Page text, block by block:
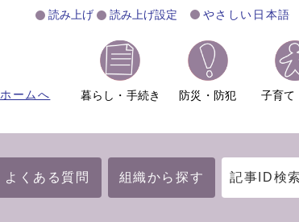
読み上げ 読み上げ設定 やさしい日本語
ホームへ 暮らし・手続き 防災・防犯 子育て
よくある質問 組織から探す 記事ID検索